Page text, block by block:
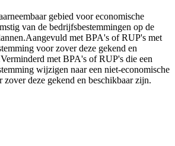
gebied voor economische
van de bedrijfsbestemmingen op de
met BPA's of RUP's met
voor zover deze gekend en
met BPA's of RUP's die een
wijzigen naar een niet-economische
zover deze gekend en beschikbaar zijn.